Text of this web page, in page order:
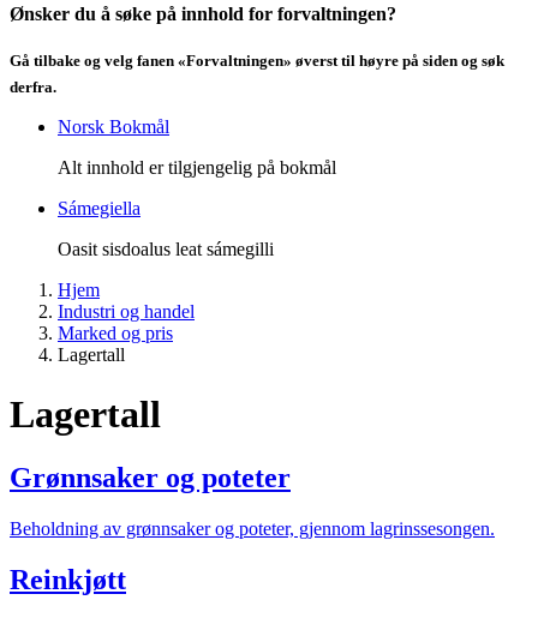
Ønsker du å søke på innhold for forvaltningen?
Gå tilbake og velg fanen «Forvaltningen» øverst til høyre på siden og søk
derfra.
Norsk Bokmål
Alt innhold er tilgjengelig på bokmål
Sámegiella
Oasit sisdoalus leat sámegilli
Hjem
Industri og handel
Marked og pris
Lagertall
Lagertall
Grønnsaker og poteter
Beholdning av grønnsaker og poteter, gjennom lagrinssesongen.
Reinkjøtt